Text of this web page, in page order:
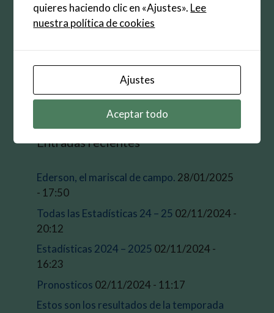
Buscar:
Entradas recientes
Ederson, el mariscal de campo. 28/01/2025
- 17:50
Todas las Estadísticas 24 – 25 02/11/2024 -
20:12
Estadísticas 2024 – 2025 02/11/2024 -
16:23
Pronosticos 02/11/2024 - 11:17
Estos son los resultados de la temporada
quieres haciendo clic en «Ajustes». Lee
nuestra política de cookies
Ajustes
Aceptar todo